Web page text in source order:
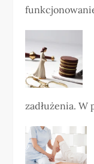
zadłużenia.